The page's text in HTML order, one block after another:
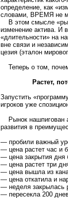
определение, как
словами, ВРЕМЯ не
В этом смысле
изменение актива. И
«длительности» на
вне связи и
цезия (эталон
Теперь о том,
Растет, потому
Запустить
игроков уже
Рынок нашпигован
развития в
— пробили важный
— цена растет час и
— цена закрытия дня
— цена растет три
— цена вышла из
— цена откатила и
— неделя закрылась
— пересекла 200